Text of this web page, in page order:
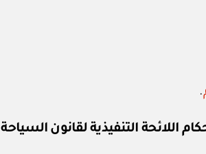
.
اللائحة التنفيذية لقانون السياحة